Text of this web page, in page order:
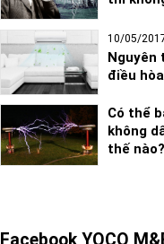
10/05/
Nguyên
điều
Có thể
không
thế nào?
Facebook YOCO